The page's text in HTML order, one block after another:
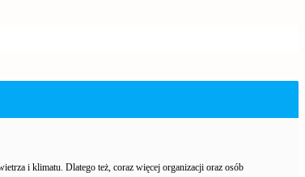
i klimatu. Dlatego też, coraz więcej organizacji oraz osób